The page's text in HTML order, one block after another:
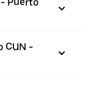
CUN -